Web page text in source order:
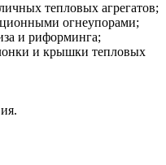
тепловых агрегатов;
огнеупорами;
и риформинга;
и крышки тепловых